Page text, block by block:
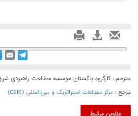
Email
Telegram
مترجم : کارگروه پاکستان موسسه مطالعات راهبردی
مرجع : مرکز مطالعات استراتژیک و بین‌المللی (CSIS)
عناوین مرتبط